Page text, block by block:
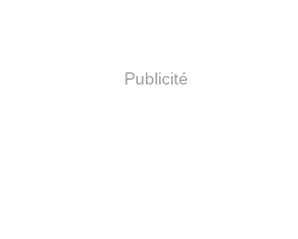
Publicité